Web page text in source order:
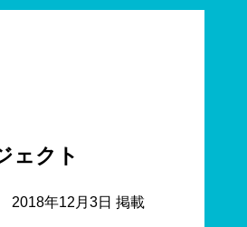
ェクト
2018年12月3日 掲載